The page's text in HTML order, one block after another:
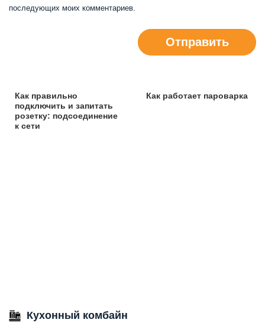
последующих моих комментариев.
Отправить
Как правильно
подключить и запитать
розетку: подсоединение
к сети
Как работает пароварка
Кухонный комбайн